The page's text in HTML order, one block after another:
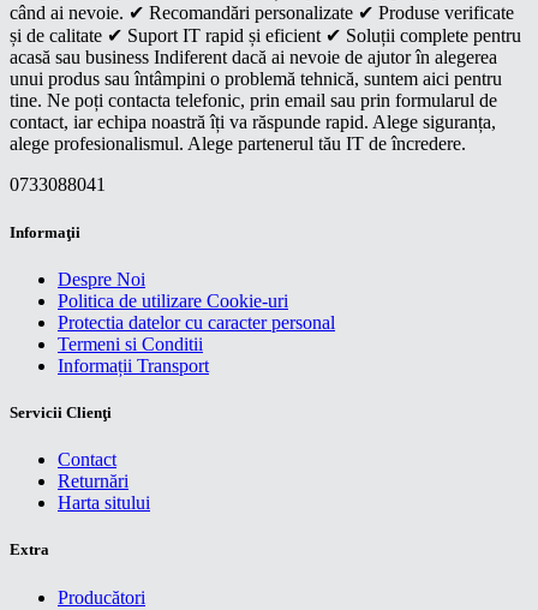
când ai nevoie. ✔ Recomandări personalizate ✔ Produse verificate
și de calitate ✔ Suport IT rapid și eficient ✔ Soluții complete pentru
acasă sau business Indiferent dacă ai nevoie de ajutor în alegerea
unui produs sau întâmpini o problemă tehnică, suntem aici pentru
tine. Ne poți contacta telefonic, prin email sau prin formularul de
contact, iar echipa noastră îți va răspunde rapid. Alege siguranța,
alege profesionalismul. Alege partenerul tău IT de încredere.
0733088041
Informaţii
Despre Noi
Politica de utilizare Cookie-uri
Protectia datelor cu caracter personal
Termeni si Conditii
Informații Transport
Servicii Clienţi
Contact
Returnări
Harta sitului
Extra
Producători